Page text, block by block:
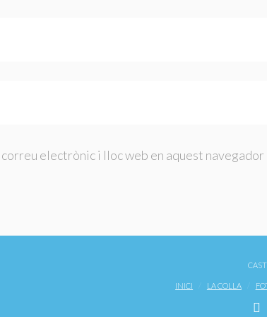
correu electrònic i lloc web en aquest
INICI LA COLLA